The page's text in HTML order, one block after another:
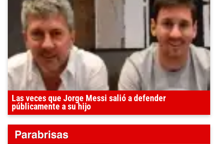
Las veces que Jorge Messi salió a defender
públicamente a su hijo